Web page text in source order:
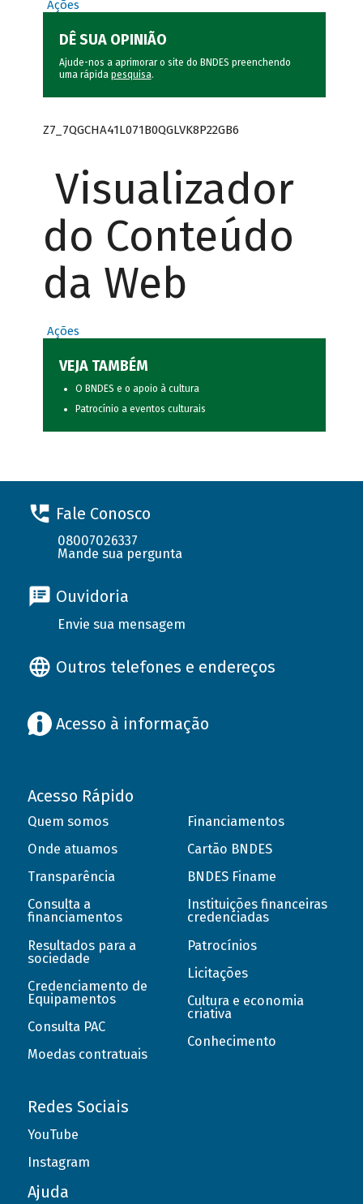
Ações
DÊ SUA OPINIÃO
Ajude-nos a aprimorar o site do BNDES preenchendo
uma rápida pesquisa.
Z7_7QGCHA41L071B0QGLVK8P22GB6
Visualizador
do Conteúdo
da Web
Ações
VEJA TAMBÉM
O BNDES e o apoio à cultura
Patrocínio a eventos culturais
Fale Conosco
08007026337
Mande sua pergunta
Ouvidoria
Envie sua mensagem
Outros telefones e endereços
Acesso à informação
Acesso Rápido
Quem somos
Onde atuamos
Transparência
Consulta a
financiamentos
Resultados para a
sociedade
Credenciamento de
Equipamentos
Consulta PAC
Moedas contratuais
Financiamentos
Cartão BNDES
BNDES Finame
Instituições financeiras
credenciadas
Patrocínios
Licitações
Cultura e economia
criativa
Conhecimento
Redes Sociais
YouTube
Instagram
Ajuda